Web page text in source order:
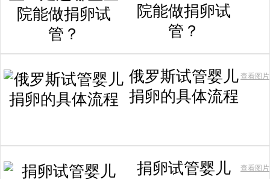
院能做捐卵试
管？
俄罗斯试管婴儿
捐卵的具体流程
查看图片
捐卵试管婴儿
查看图片